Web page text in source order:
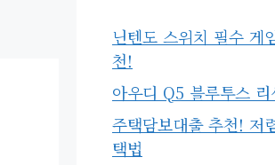
닌텐도 스위치 필수 게
천!
아우디 Q5 블루투스
주택담보대출 추천! 저
택법